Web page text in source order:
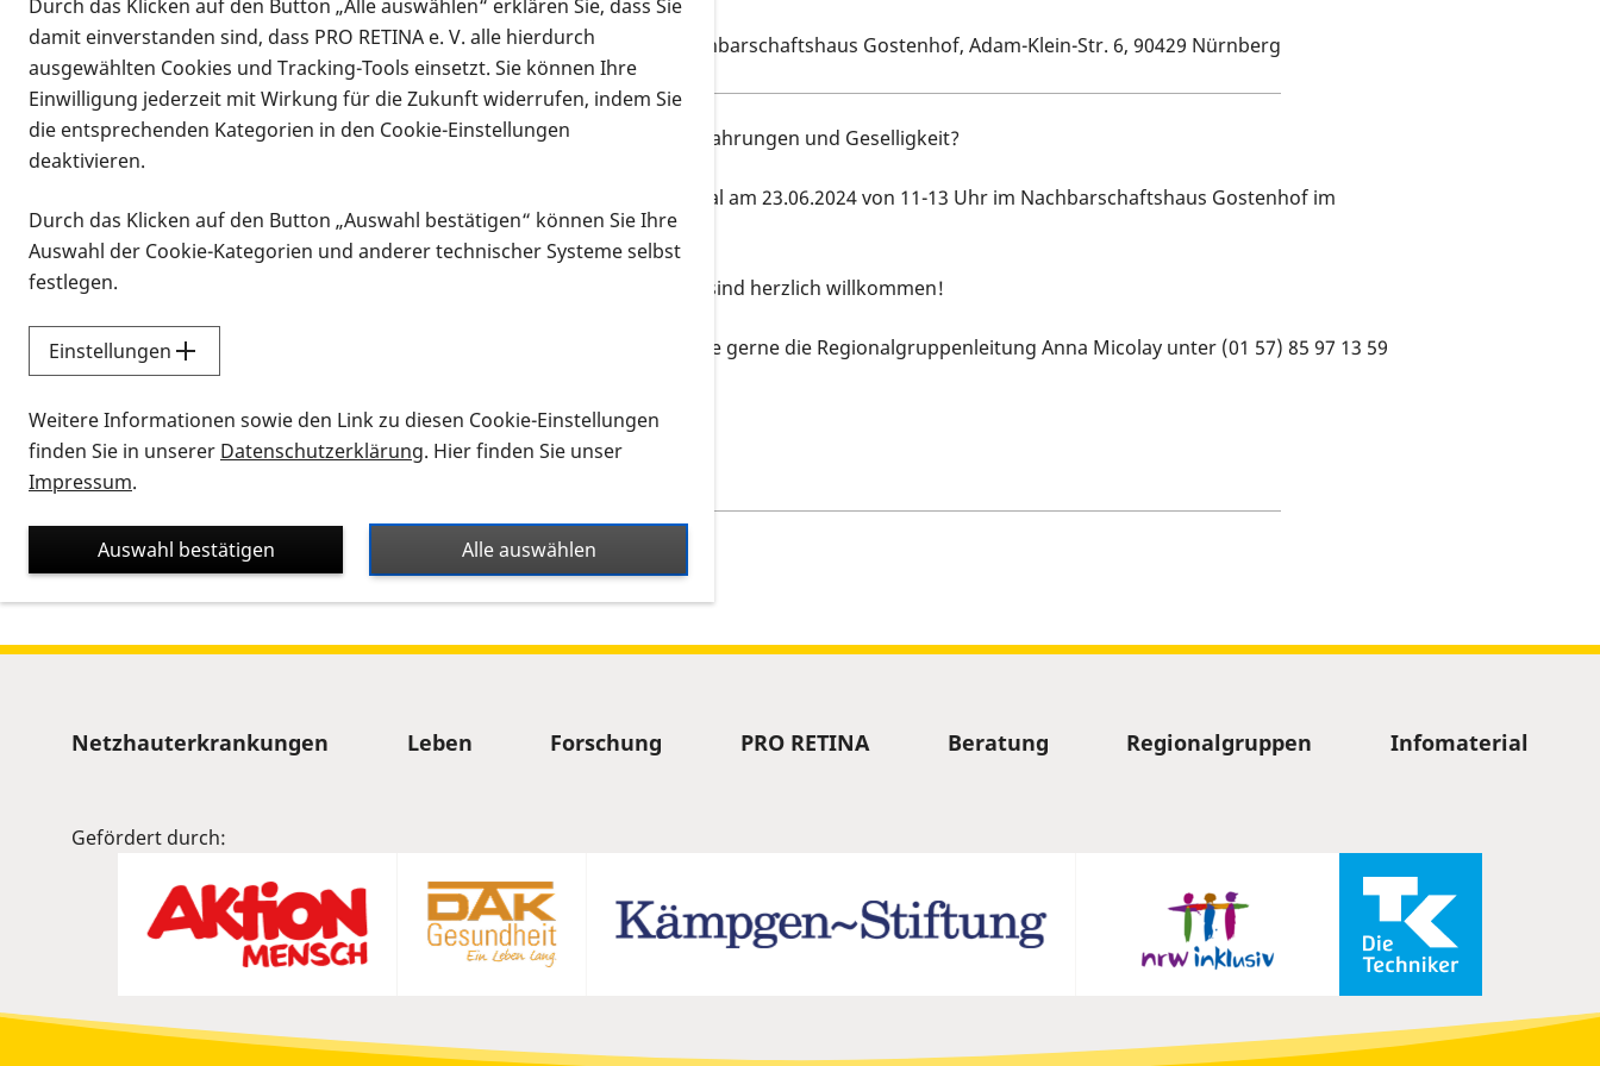
Vorlesen
Informationen zum Termin
23.06.2024, 11:00 Uhr –13:00 Uhr Veranstaltungsort
Nachbarschaftshaus Gostenhof, Adam-Klein-Str. 6, 90429 Nürnberg
Sind Sie interessiert an Informationen, Austausch von Erfahrungen und Geselligkeit?
Die Regionalgruppe Mittelfraken trifft sich zum ersten Mal am 23.06.2024 von 11-13 Uhr im Nachbarschaftshaus Gostenhof im
kleinen Saal, Adam-Klein-Str. 6, 90429 Nürnberg.
Alle Betroffenen, Angehörige, Freunde und Interessierte sind herzlich willkommen!
Bei Fragen und für nähere Informationen kontaktieren Sie gerne die Regionalgruppenleitung Anna Micolay unter (01 57) 85 97 13 59
oder anna.micolay@pro-retina.de.
Kalenderinformationen zum Termin
23.06.2024, 11:00 Uhr–13:00 Uhr-Kalendereintrag herunterladen
Sitemap
Netzhauterkrankungen Leben Forschung PRO RETINA Beratung Regionalgruppen Infomaterial
Gefördert durch:
Durch das Klicken auf den Button „Alle auswählen“ erklären Sie, dass Sie
damit einverstanden sind, dass PRO RETINA e. V. alle hierdurch
ausgewählten Cookies und Tracking-Tools einsetzt. Sie können Ihre
Einwilligung jederzeit mit Wirkung für die Zukunft widerrufen, indem Sie
die entsprechenden Kategorien in den Cookie-Einstellungen
deaktivieren.
Durch das Klicken auf den Button „Auswahl bestätigen“ können Sie Ihre
Auswahl der Cookie-Kategorien und anderer technischer Systeme selbst
festlegen.
Einstellungen
Weitere Informationen sowie den Link zu diesen Cookie-Einstellungen
finden Sie in unserer Datenschutzerklärung. Hier finden Sie unser
Impressum.
Alle auswählen
Auswahl bestätigen